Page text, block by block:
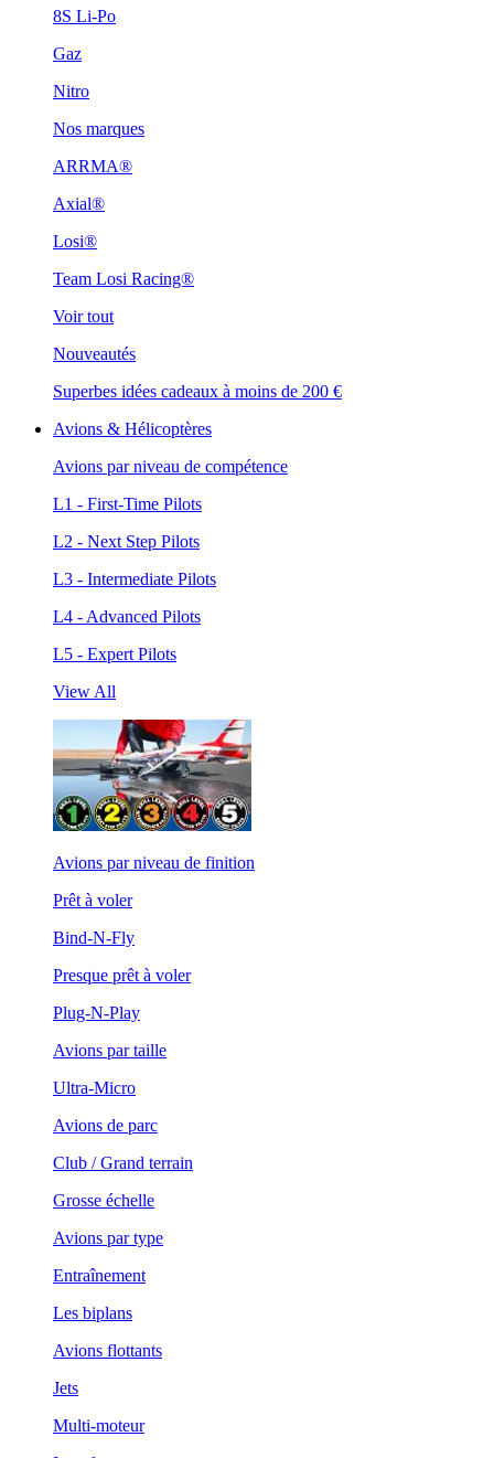
8S Li-Po
Gaz
Nitro
Nos marques
ARRMA®
Axial®
Losi®
Team Losi Racing®
Voir tout
Nouveautés
Superbes idées cadeaux à moins de 200 €
Avions & Hélicoptères
Avions par niveau de compétence
L1 - First-Time Pilots
L2 - Next Step Pilots
L3 - Intermediate Pilots
L4 - Advanced Pilots
L5 - Expert Pilots
View All
Avions par niveau de finition
Prêt à voler
Bind-N-Fly
Presque prêt à voler
Plug-N-Play
Avions par taille
Ultra-Micro
Avions de parc
Club / Grand terrain
Grosse échelle
Avions par type
Entraînement
Les biplans
Avions flottants
Jets
Multi-moteur